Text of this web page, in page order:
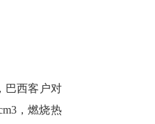
巴西客户对
，燃烧热